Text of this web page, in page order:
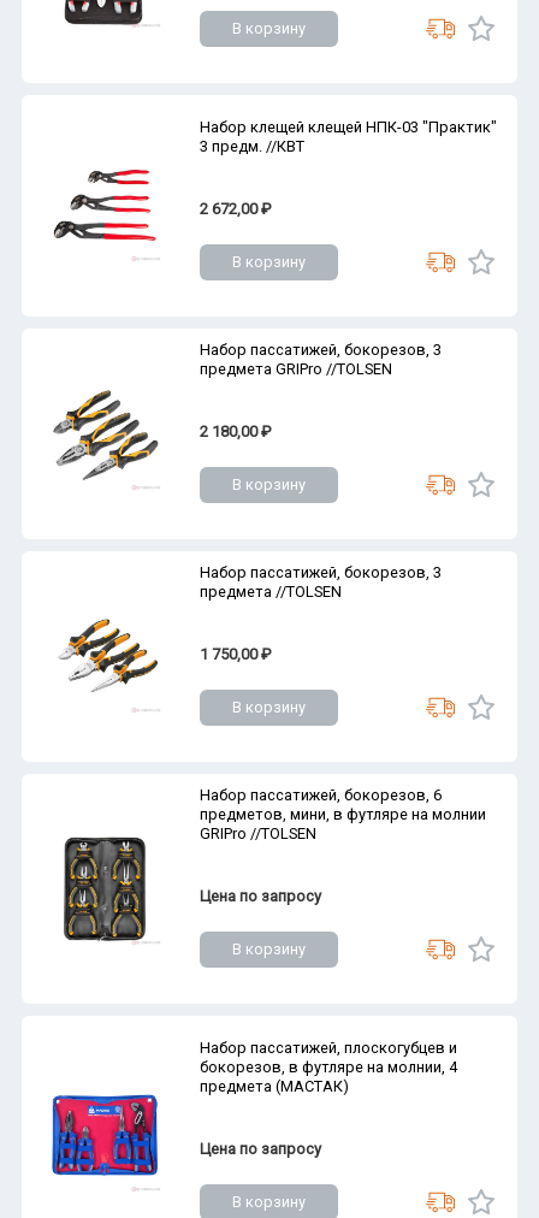
В корзину
Набор клещей клещей НПК-03 "Практик"
3 предм. //КВТ
2 672,00 ₽
В корзину
Набор пассатижей, бокорезов, 3
предмета GRIPro //TOLSEN
2 180,00 ₽
В корзину
Набор пассатижей, бокорезов, 3
предмета //TOLSEN
1 750,00 ₽
В корзину
Набор пассатижей, бокорезов, 6
предметов, мини, в футляре на молнии
GRIPro //TOLSEN
Цена по запросу
В корзину
Набор пассатижей, плоскогубцев и
бокорезов, в футляре на молнии, 4
предмета (МАСТАК)
Цена по запросу
В корзину